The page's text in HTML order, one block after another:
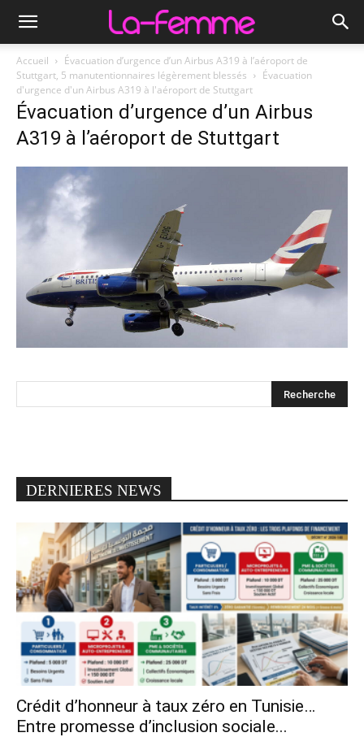
Accueil
Évacuation d’urgence d’un Airbus A319 à l’aéroport de
Stuttgart, 5 manutentionnaires légèrement blessés
Évacuation
d'urgence d'un Airbus A319 à l'aéroport de Stuttgart
Évacuation d’urgence d’un Airbus
A319 à l’aéroport de Stuttgart
DERNIERES NEWS
Crédit d’honneur à taux zéro en Tunisie…
Entre promesse d’inclusion sociale...